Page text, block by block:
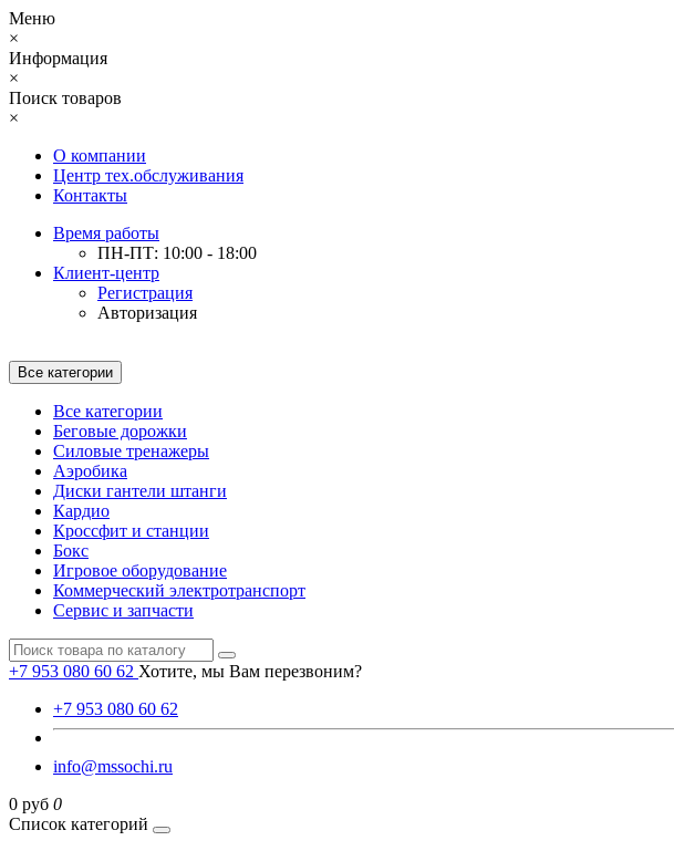
Меню
×
Информация
×
Поиск товаров
×
О компании
Центр тех.обслуживания
Контакты
Время работы
ПН-ПТ: 10:00 - 18:00
Клиент-центр
Регистрация
Авторизация
Все категории
Все категории
Беговые дорожки
Силовые тренажеры
Аэробика
Диски гантели штанги
Кардио
Кроссфит и станции
Бокс
Игровое оборудование
Коммерческий электротранспорт
Сервис и запчасти
+7 953 080 60 62 Хотите, мы Вам перезвоним?
+7 953 080 60 62
info@mssochi.ru
0 руб 0
Список категорий